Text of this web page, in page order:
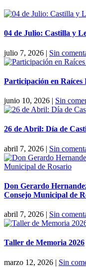
04 de Julio: Castilla y
julio 7, 2026 | Sin
Participación en Raíces
junio 10, 2026 | Sin
26 de Abril: Día de
abril 7, 2026 | Sin
Don Gerardo
Consejo Municipal de
abril 7, 2026 | Sin
Taller de Memoria 2026
marzo 12, 2026 | Sin